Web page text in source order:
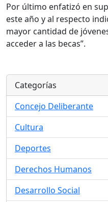
Por último enfatizó en
este año y al respecto
mayor cantidad de
acceder a las becas”.
Categorías
Concejo Deliberante
Cultura
Deportes
Derechos Humanos
Desarrollo Social